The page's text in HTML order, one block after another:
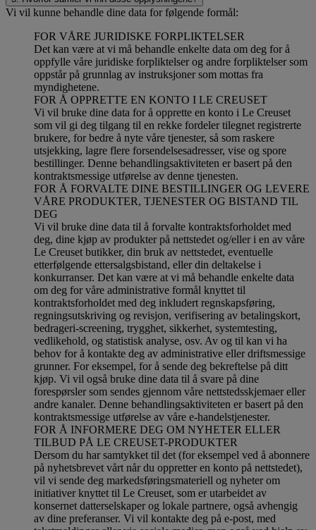
Vi vil kunne behandle dine data for følgende formål:
FOR VÅRE JURIDISKE FORPLIKTELSER
Det kan være at vi må behandle enkelte data om deg for å
oppfylle våre juridiske forpliktelser og andre forpliktelser som
oppstår på grunnlag av instruksjoner som mottas fra
myndighetene.
FOR Å OPPRETTE EN KONTO I LE CREUSET
Vi vil bruke dine data for å opprette en konto i Le Creuset
som vil gi deg tilgang til en rekke fordeler tilegnet registrerte
brukere, for bedre å nyte våre tjenester, så som raskere
utsjekking, lagre flere forsendelsesadresser, vise og spore
bestillinger. Denne behandlingsaktiviteten er basert på den
kontraktsmessige utførelse av denne tjenesten.
FOR Å FORVALTE DINE BESTILLINGER OG LEVERE
VÅRE PRODUKTER, TJENESTER OG BISTAND TIL
DEG
Vi vil bruke dine data til å forvalte kontraktsforholdet med
deg, dine kjøp av produkter på nettstedet og/eller i en av våre
Le Creuset butikker, din bruk av nettstedet, eventuelle
etterfølgende ettersalgsbistand, eller din deltakelse i
konkurranser. Det kan være at vi må behandle enkelte data
om deg for våre administrative formål knyttet til
kontraktsforholdet med deg inkludert regnskapsføring,
regningsutskriving og revisjon, verifisering av betalingskort,
bedrageri-screening, trygghet, sikkerhet, systemtesting,
vedlikehold, og statistisk analyse, osv. Av og til kan vi ha
behov for å kontakte deg av administrative eller driftsmessige
grunner. For eksempel, for å sende deg bekreftelse på ditt
kjøp. Vi vil også bruke dine data til å svare på dine
forespørsler som sendes gjennom våre nettstedsskjemaer eller
andre kanaler. Denne behandlingsaktiviteten er basert på den
kontraktsmessige utførelse av våre e-handelstjenester.
FOR Å INFORMERE DEG OM NYHETER ELLER
TILBUD PÅ LE CREUSET-PRODUKTER
Dersom du har samtykket til det (for eksempel ved å abonnere
på nyhetsbrevet vårt når du oppretter en konto på nettstedet),
vil vi sende deg markedsføringsmateriell og nyheter om
initiativer knyttet til Le Creuset, som er utarbeidet av
konsernet datterselskaper og lokale partnere, også avhengig
av dine preferanser. Vi vil kontakte deg på e-post, med